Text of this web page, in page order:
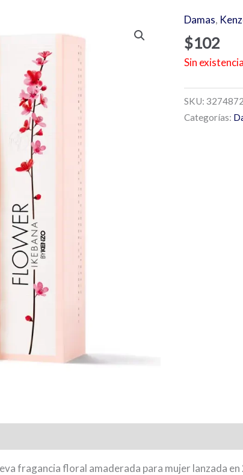
Damas,
$102
Sin
SKU:
Categorías:
fragancia floral amaderada para mujer lanzada